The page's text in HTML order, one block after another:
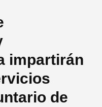
impartirán
de